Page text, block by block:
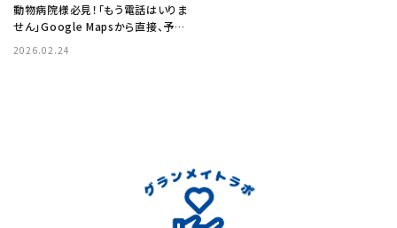
動物病院様必見！「もう電話はいりま
せん」Google Mapsから直接、予約
2026.02.24